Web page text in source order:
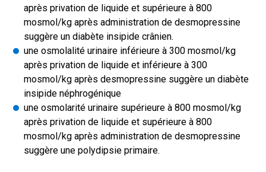
après privation de liquide et supérieure à 800
mosmol/kg après administration de desmopressine
suggère un diabète insipide crânien.
une osmolalité urinaire inférieure à 300 mosmol/kg
après privation de liquide et inférieure à 300
mosmol/kg après desmopressine suggère un diabète
insipide néphrogénique
une osmolarité urinaire supérieure à 800 mosmol/kg
après privation de liquide et supérieure à 800
mosmol/kg après administration de desmopressine
suggère une polydipsie primaire.